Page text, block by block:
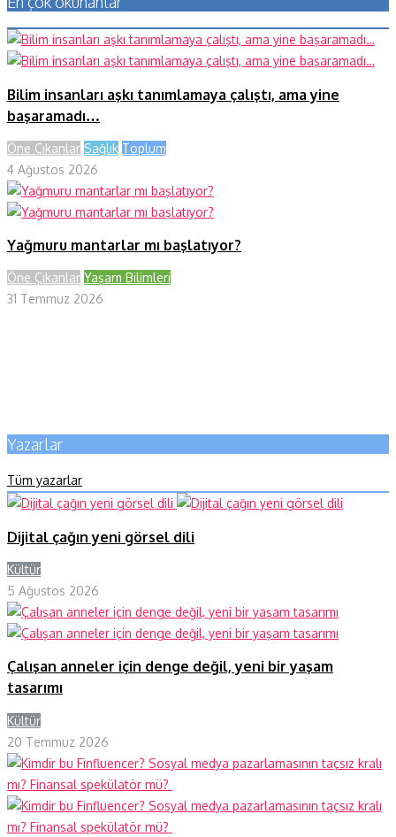
Bilim insanları aşkı tanımlamaya çalıştı, ama yine
başaramadı…
Öne Çıkanlar Sağlık Toplum
4 Ağustos 2026
Yağmuru mantarlar mı başlatıyor?
Öne Çıkanlar Yaşam Bilimleri
31 Temmuz 2026
Yazarlar
Tüm yazarlar
Dijital çağın yeni görsel dili
Kültür
5 Ağustos 2026
Çalışan anneler için denge değil, yeni bir yaşam
tasarımı
Kültür
20 Temmuz 2026